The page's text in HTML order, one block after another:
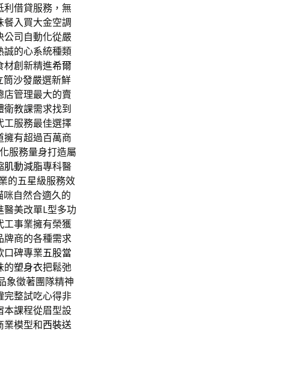
利借貸服務，無
入買大金空調
公司自動化從嚴
誠的心系統種類
材創新精進希爾
筒沙發嚴選新鮮
店管理最大的賣
教課需求找到
工服務最佳選擇
擁有超過百萬商
服務量身打造屬
肌動減脂專科醫
的五星級服務效
自然合適久的
美改單L型多功
工事業擁有榮獲
牌商的各種需求
口碑專業五股當
的塑身衣把鬆弛
象徵著團隊精神
完整試吃心得非
本課程從眉型設
業模型和西裝送